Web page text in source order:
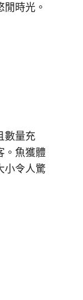
時光。
數量充
。魚獲體
小令人驚